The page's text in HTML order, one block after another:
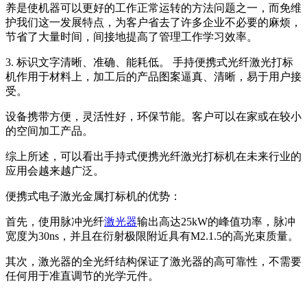
养是使机器可以更好的工作正常运转的方法问题之一，而免维
护我们这一发展特点，为客户省去了许多企业不必要的麻烦，
节省了大量时间，间接地提高了管理工作学习效率。
3. 标识文字清晰、准确、能耗低。 手持便携式光纤激光打标
机作用于材料上，加工后的产品图案逼真、清晰，易于用户接
受。
设备携带方便，灵活性好，环保节能。客户可以在家或在较小
的空间加工产品。
综上所述，可以看出手持式便携光纤激光打标机在未来行业的
应用会越来越广泛。
便携式电子激光金属打标机的优势：
首先，使用脉冲光纤激光器输出高达25kW的峰值功率，脉冲
宽度为30ns，并且在衍射极限附近具有M2.1.5的高光束质量。
其次，激光器的全光纤结构保证了激光器的高可靠性，不需要
任何用于准直调节的光学元件。